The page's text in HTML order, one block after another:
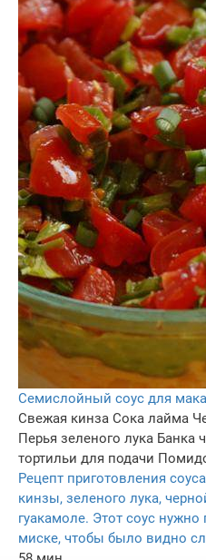
Семислойный соус для
Свежая кинза Сока лайма
Перья зеленого лука Банка
тортильи для подачи
Рецепт приготовления
кинзы, зеленого лука,
гуакамоле. Этот соус нужно
миске, чтобы было видно